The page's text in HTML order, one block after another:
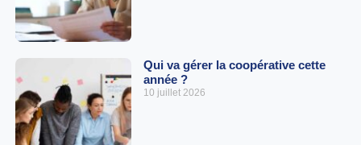
Qui va gérer la coopérative cette
année ?
10 juillet 2026